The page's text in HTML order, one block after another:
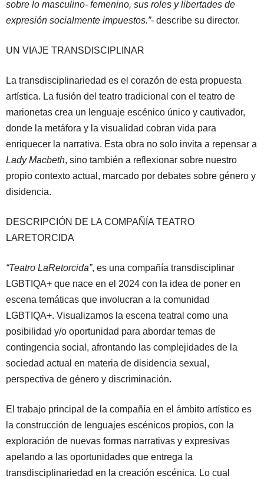
sobre lo masculino- femenino, sus roles y libertades de
expresión socialmente impuestos.”- describe su director.
UN VIAJE TRANSDISCIPLINAR
La transdisciplinariedad es el corazón de esta propuesta
artística. La fusión del teatro tradicional con el teatro de
marionetas crea un lenguaje escénico único y cautivador,
donde la metáfora y la visualidad cobran vida para
enriquecer la narrativa. Esta obra no solo invita a repensar a
Lady Macbeth, sino también a reflexionar sobre nuestro
propio contexto actual, marcado por debates sobre género y
disidencia.
DESCRIPCIÓN DE LA COMPAÑÍA TEATRO
LARETORCIDA
“Teatro LaRetorcida”, es una compañía transdisciplinar
LGBTIQA+ que nace en el 2024 con la idea de poner en
escena temáticas que involucran a la comunidad
LGBTIQA+. Visualizamos la escena teatral como una
posibilidad y/o oportunidad para abordar temas de
contingencia social, afrontando las complejidades de la
sociedad actual en materia de disidencia sexual,
perspectiva de género y discriminación.
El trabajo principal de la compañía en el ámbito artístico es
la construcción de lenguajes escénicos propios, con la
exploración de nuevas formas narrativas y expresivas
apelando a las oportunidades que entrega la
transdisciplinariedad en la creación escénica. Lo cual